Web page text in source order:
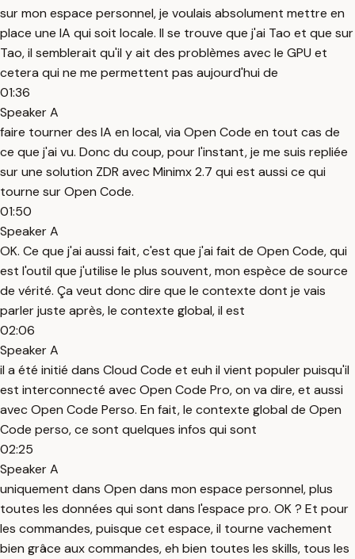
sur mon espace personnel, je voulais absolument mettre en
place une IA qui soit locale. Il se trouve que j'ai Tao et que sur
Tao, il semblerait qu'il y ait des problèmes avec le GPU et
cetera qui ne me permettent pas aujourd'hui de
01:36
Speaker A
faire tourner des IA en local, via Open Code en tout cas de
ce que j'ai vu. Donc du coup, pour l'instant, je me suis repliée
sur une solution ZDR avec Minimx 2.7 qui est aussi ce qui
tourne sur Open Code.
01:50
Speaker A
OK. Ce que j'ai aussi fait, c'est que j'ai fait de Open Code, qui
est l'outil que j'utilise le plus souvent, mon espèce de source
de vérité. Ça veut donc dire que le contexte dont je vais
parler juste après, le contexte global, il est
02:06
Speaker A
il a été initié dans Cloud Code et euh il vient populer puisqu'il
est interconnecté avec Open Code Pro, on va dire, et aussi
avec Open Code Perso. En fait, le contexte global de Open
Code perso, ce sont quelques infos qui sont
02:25
Speaker A
uniquement dans Open dans mon espace personnel, plus
toutes les données qui sont dans l'espace pro. OK ? Et pour
les commandes, puisque cet espace, il tourne vachement
bien grâce aux commandes, eh bien toutes les skills, tous les